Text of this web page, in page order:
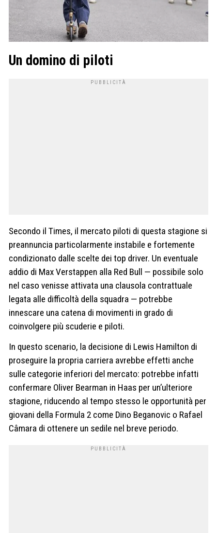
Un domino di piloti
Secondo il Times, il mercato piloti di questa stagione si
preannuncia particolarmente instabile e fortemente
condizionato dalle scelte dei top driver. Un eventuale
addio di Max Verstappen alla Red Bull — possibile solo
nel caso venisse attivata una clausola contrattuale
legata alle difficoltà della squadra — potrebbe
innescare una catena di movimenti in grado di
coinvolgere più scuderie e piloti.
In questo scenario, la decisione di Lewis Hamilton di
proseguire la propria carriera avrebbe effetti anche
sulle categorie inferiori del mercato: potrebbe infatti
confermare Oliver Bearman in Haas per un’ulteriore
stagione, riducendo al tempo stesso le opportunità per
giovani della Formula 2 come Dino Beganovic o Rafael
Câmara di ottenere un sedile nel breve periodo.